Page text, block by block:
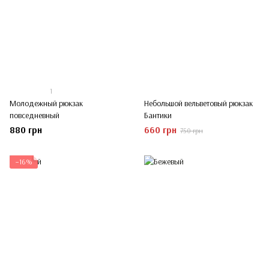
1
Молодежный рюкзак
повседневный
880 грн
Небольшой вельветовый рюкзак
Бантики
660 грн 750 грн
−16%